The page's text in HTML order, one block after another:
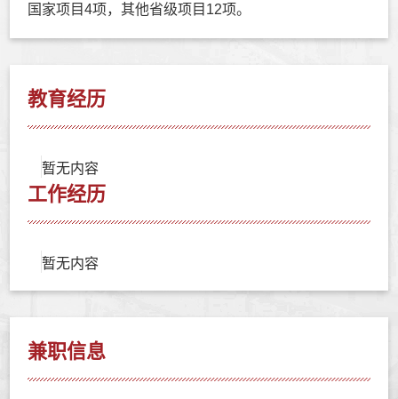
国家项目4项，其他省级项目 12项。
教育经历
暂无内容
工作经历
暂无内容
兼职信息